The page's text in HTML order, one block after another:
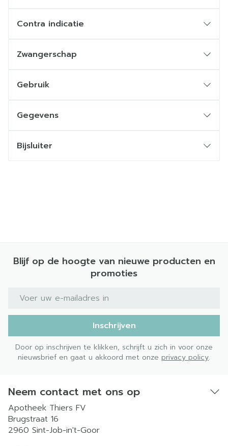
Contra indicatie
Zwangerschap
Gebruik
Gegevens
Bijsluiter
Blijf op de hoogte van nieuwe producten en
promoties
E-mail adres
Inschrijven
Door op inschrijven te klikken, schrijft u zich in voor onze
nieuwsbrief en gaat u akkoord met onze privacy policy.
Neem contact met ons op
Apotheek Thiers FV
Brugstraat 16
2960 Sint-Job-in't-Goor